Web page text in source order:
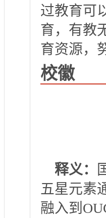
过教育可
育，有教
育资源，
校徽
释义：
五星元素
融入到